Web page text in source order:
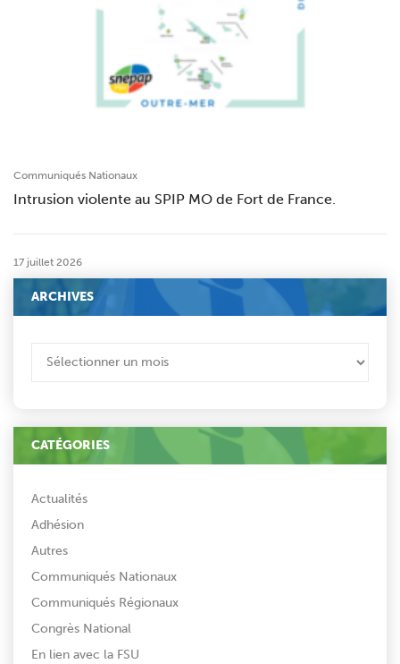
Communiqués Nationaux
Intrusion violente au SPIP MO de Fort de France.
17 juillet 2026
ARCHIVES
CATÉGORIES
Actualités
Adhésion
Autres
Communiqués Nationaux
Communiqués Régionaux
Congrès National
En lien avec la FSU